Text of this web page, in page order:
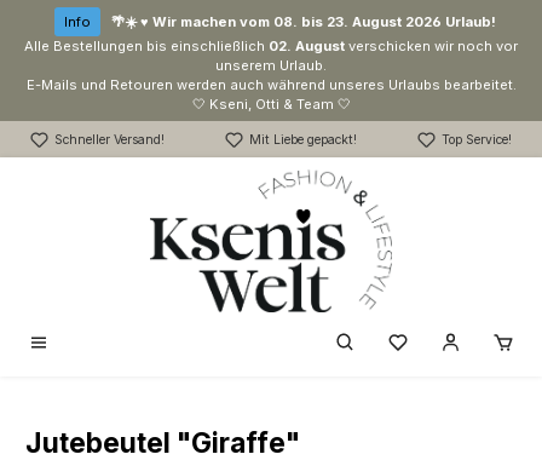
Zum Hauptinhalt springen
Info
🌴☀️ ♥ Wir machen vom 08. bis 23. August 2026 Urlaub!
Alle Bestellungen bis einschließlich 02. August verschicken wir noch vor
unserem Urlaub.
E-Mails und Retouren werden auch während unseres Urlaubs bearbeitet.
🤍 Kseni, Otti & Team 🤍
Schneller Versand! Mit Liebe gepackt! Top Service!
Du hast 0
Jutebeutel "Giraffe"